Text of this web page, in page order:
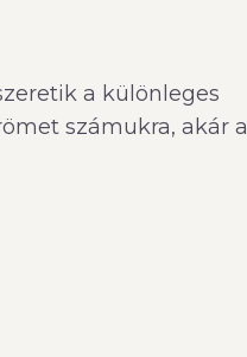
a különleges
számukra, akár a